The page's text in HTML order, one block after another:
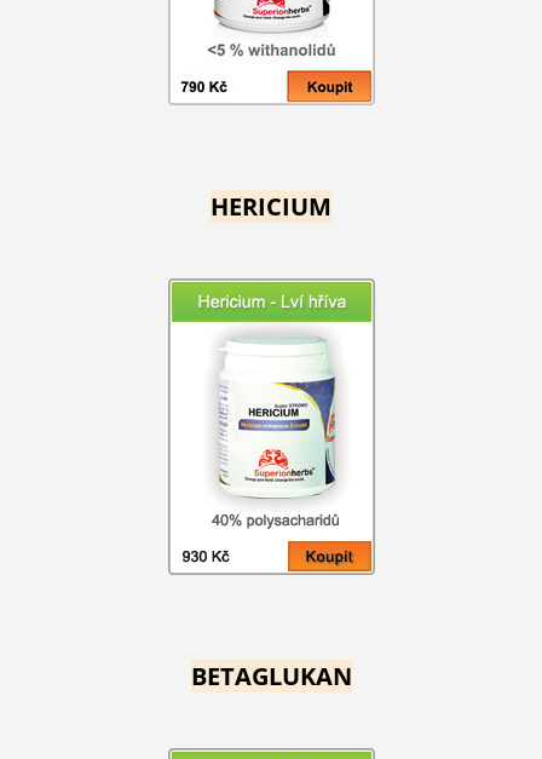
HERICIUM
BETAGLUKAN